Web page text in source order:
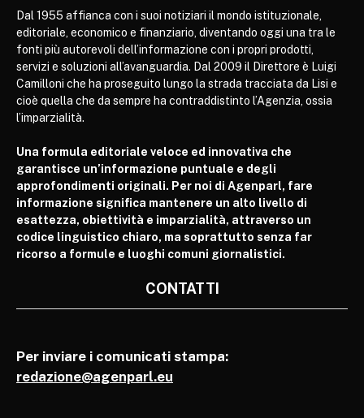
Dal 1955 affianca con i suoi notiziari il mondo istituzionale,
editoriale, economico e finanziario, diventando oggi una tra le
fonti più autorevoli dell’informazione con i propri prodotti,
servizi e soluzioni all’avanguardia. Dal 2009 il Direttore è Luigi
Camilloni che ha proseguito lungo la strada tracciata da Lisi e
cioè quella che da sempre ha contraddistinto l’Agenzia, ossia
l’imparzialità.
Una formula editoriale veloce ed innovativa che
garantisce un’informazione puntuale e degli
approfondimenti originali. Per noi di Agenparl, fare
informazione significa mantenere un alto livello di
esattezza, obiettività e imparzialità, attraverso un
codice linguistico chiaro, ma soprattutto senza far
ricorso a formule e luoghi comuni giornalistici.
CONTATTI
Per inviare i comunicati stampa:
redazione@agenparl.eu